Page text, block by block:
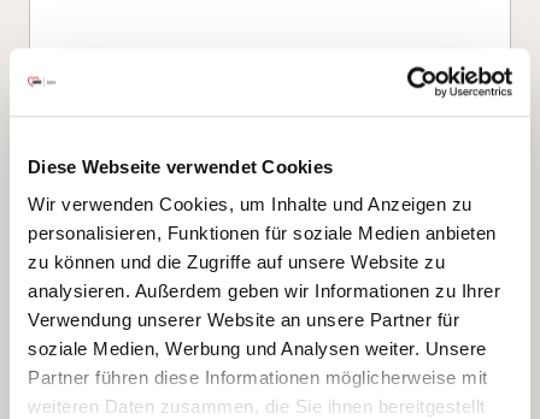
Diese Webseite verwendet Cookies
Wir verwenden Cookies, um Inhalte und Anzeigen zu
personalisieren, Funktionen für soziale Medien anbieten
zu können und die Zugriffe auf unsere Website zu
analysieren. Außerdem geben wir Informationen zu Ihrer
Verwendung unserer Website an unsere Partner für
soziale Medien, Werbung und Analysen weiter. Unsere
Partner führen diese Informationen möglicherweise mit
weiteren Daten zusammen, die Sie ihnen bereitgestellt
Ich bin damit einverstanden, dass meine personenbezogenen Daten
ausschließlich zum Zweck der Durchführung der Kontaktanfrage
verarbeitet, auf IT- Systemen der Garitz Bewirtschaftungsbetriebe
GmbH, Heinrich-von-Kleist-Straße 2, 97688 Bad Kissingen
(Betreiber) gespeichert und an die für das Stellenangebot
verantwortliche Stelle zur Kontaktaufnahme weitergegeben
werden.
Diese Einwilligungserklärung kann ich jederzeit gegenüber dem